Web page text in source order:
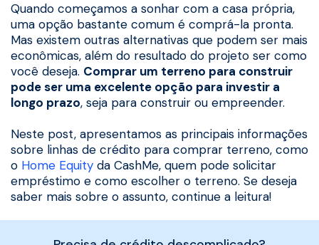
Quando começamos a sonhar com a casa própria,
uma opção bastante comum é comprá-la pronta.
Mas existem outras alternativas que podem ser mais
econômicas, além do resultado do projeto ser como
você deseja. Comprar um terreno para construir
pode ser uma excelente opção para investir a
longo prazo, seja para construir ou empreender.
Neste post, apresentamos as principais informações
sobre linhas de crédito para comprar terreno, como
o Home Equity da CashMe, quem pode solicitar
empréstimo e como escolher o terreno. Se deseja
saber mais sobre o assunto, continue a leitura!